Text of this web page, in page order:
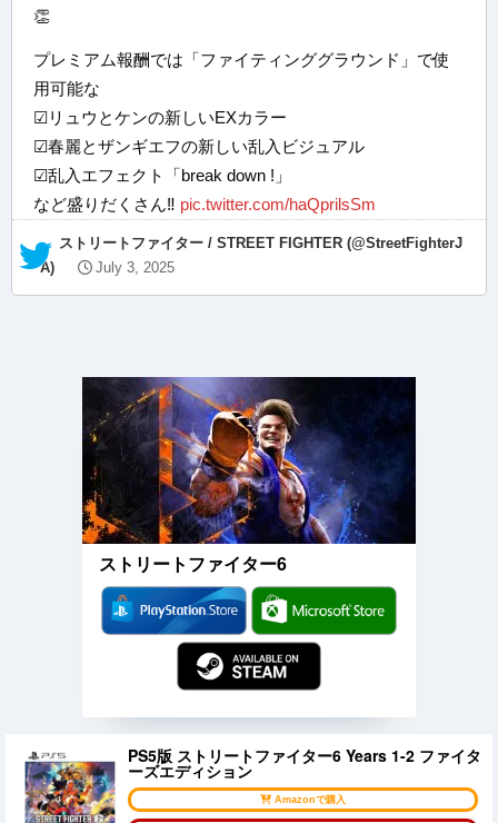
👏
プレミアム報酬では「ファイティンググラウンド」で使
用可能な
☑リュウとケンの新しいEXカラー
☑春麗とザンギエフの新しい乱入ビジュアル
☑乱入エフェクト「break down !」
など盛りだくさん‼ pic.twitter.com/haQprilsSm
— ストリートファイター / STREET FIGHTER (@StreetFighterJ
A)
July 3, 2025
ストリートファイター6
PS5版 ストリートファイター6 Years 1-2 ファイタ
ーズエディション
Amazonで購入